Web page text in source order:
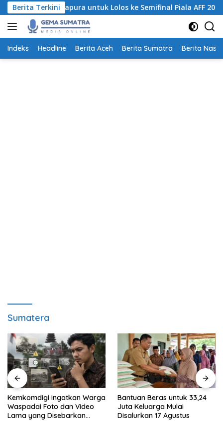
Langsung
ke
konten
Berita Terkini
Singapura untuk Lolos ke Semifinal Piala AFF 2026
Indeks Headline Berita Aceh Berita Sumatra Berita
Sumatera
Kemkomdigi Ingatkan Warga
Waspadai Foto dan Video
Lama yang Disebarkan
Bantuan Beras untuk 33,24
Juta Keluarga Mulai
Disalurkan 17 Agustus